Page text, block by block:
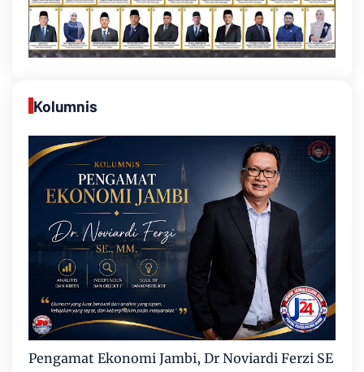
Kolumnis
Pengamat Ekonomi Jambi, Dr Noviardi Ferzi SE